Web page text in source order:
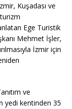
Kuşadası ve
Ege Turistik
Mehmet İşler,
İzmir için
ve
yedi kentinden 35